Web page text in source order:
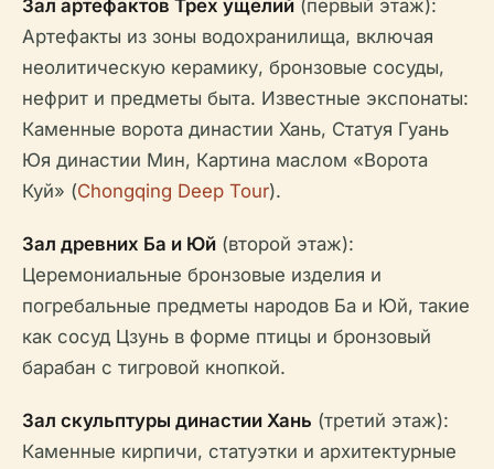
Зал артефактов Трех ущелий (первый этаж):
Артефакты из зоны водохранилища, включая
неолитическую керамику, бронзовые сосуды,
нефрит и предметы быта. Известные экспонаты:
Каменные ворота династии Хань, Статуя Гуань
Юя династии Мин, Картина маслом «Ворота
Куй» (Chongqing Deep Tour).
Зал древних Ба и Юй (второй этаж):
Церемониальные бронзовые изделия и
погребальные предметы народов Ба и Юй, такие
как сосуд Цзунь в форме птицы и бронзовый
барабан с тигровой кнопкой.
Зал скульптуры династии Хань (третий этаж):
Каменные кирпичи, статуэтки и архитектурные